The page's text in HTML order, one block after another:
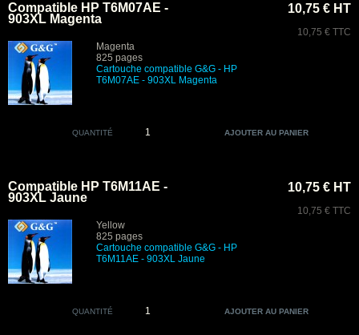
Compatible HP T6M07AE -
903XL Magenta
Magenta
825 pages
Cartouche compatible G&G - HP
T6M07AE - 903XL Magenta
10,75 € HT
10,75 € TTC
QUANTITÉ
Compatible HP T6M11AE -
903XL Jaune
Yellow
825 pages
Cartouche compatible G&G - HP
T6M11AE - 903XL Jaune
10,75 € HT
10,75 € TTC
QUANTITÉ